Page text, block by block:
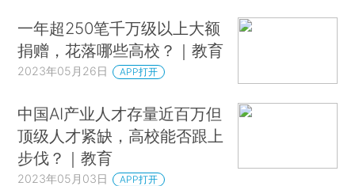
一年超250笔千万级以上大额
捐赠，花落哪些高校？｜教育
2023年05月26日 APP打开
中国AI产业人才存量近百万但
顶级人才紧缺，高校能否跟上
步伐？｜教育
2023年05月03日 APP打开